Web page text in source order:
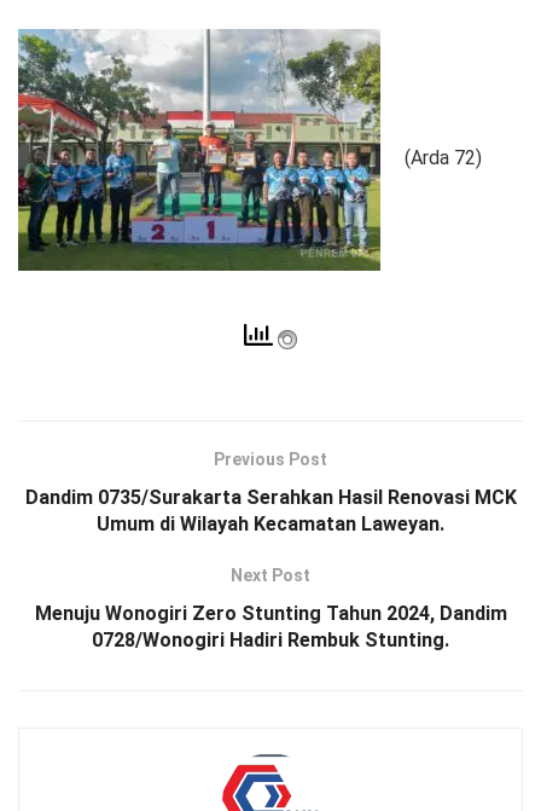
(Arda 72)
Previous Post
Dandim 0735/Surakarta Serahkan Hasil Renovasi MCK
Umum di Wilayah Kecamatan Laweyan.
Next Post
Menuju Wonogiri Zero Stunting Tahun 2024, Dandim
0728/Wonogiri Hadiri Rembuk Stunting.